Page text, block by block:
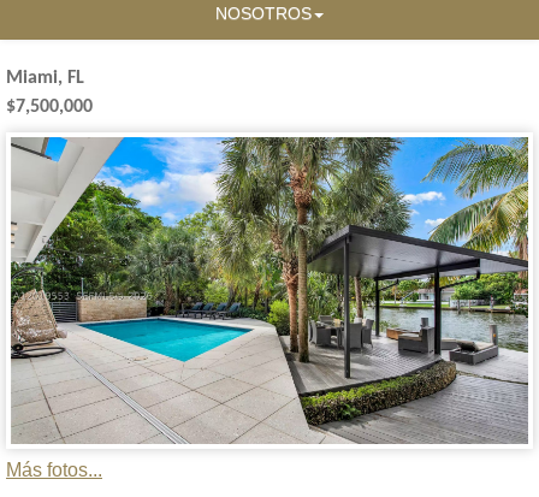
NOSOTROS
Miami, FL
$7,500,000
Más fotos...